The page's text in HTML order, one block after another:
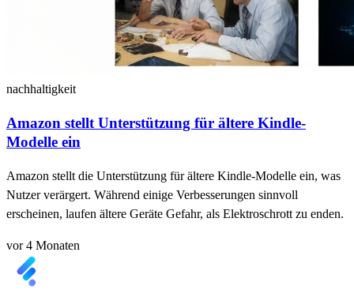
nachhaltigkeit
Amazon stellt Unterstützung für ältere Kindle-
Modelle ein
Amazon stellt die Unterstützung für ältere Kindle-Modelle ein, was
Nutzer verärgert. Während einige Verbesserungen sinnvoll
erscheinen, laufen ältere Geräte Gefahr, als Elektroschrott zu enden.
vor 4 Monaten